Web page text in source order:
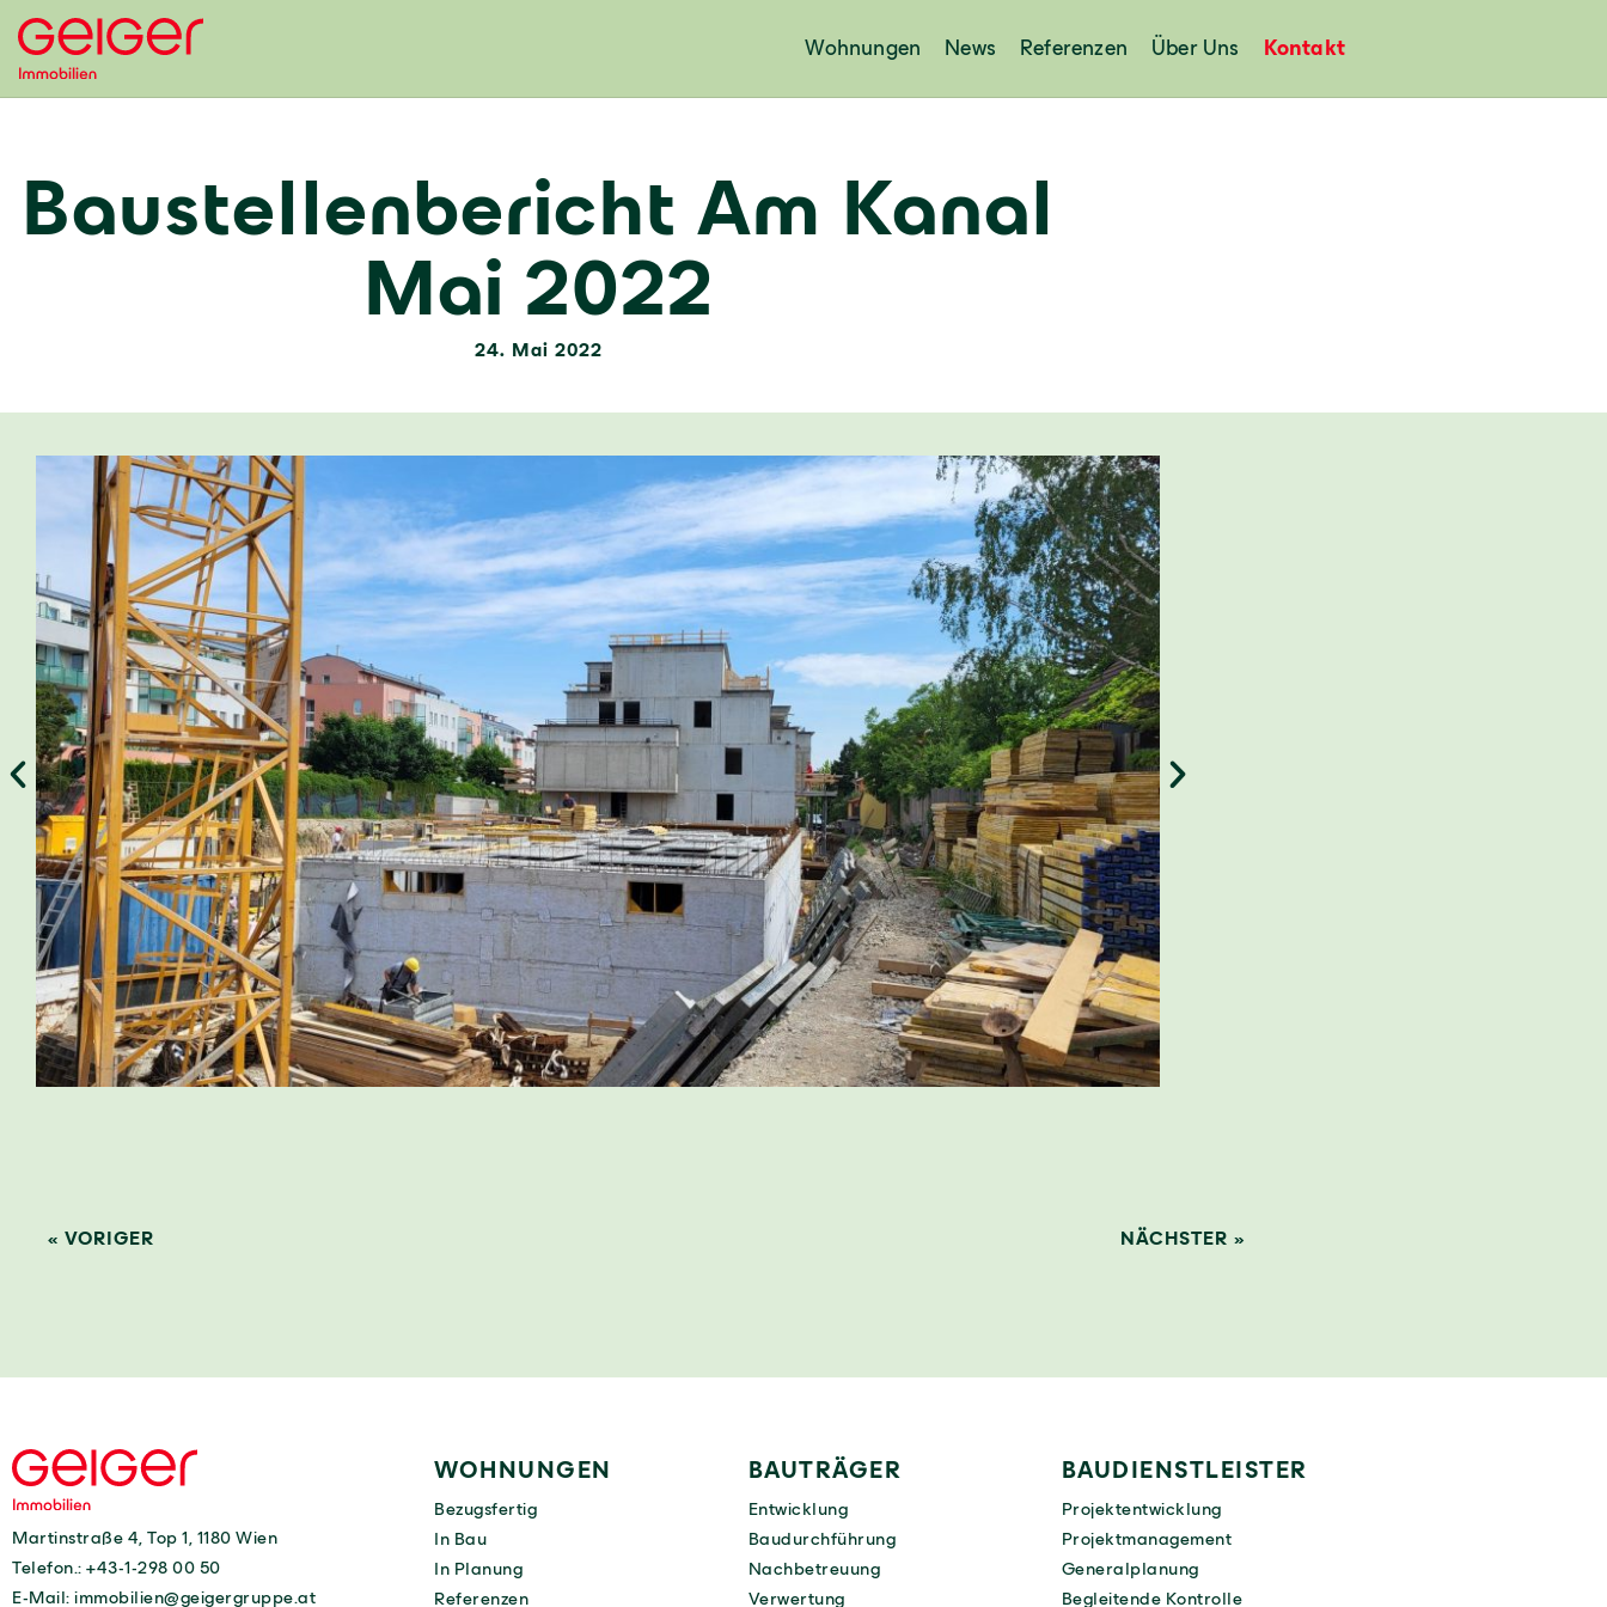
Wohnungen News Referenzen Über Uns Kontakt
Baustellenbericht Am Kanal
Mai 2022
24. Mai 2022
« VORIGER NÄCHSTER »
Martinstraße 4, Top 1, 1180 Wien
Telefon.: +43-1-298 00 50
E-Mail: immobilien@geigergruppe.at
WOHNUNGEN
Bezugsfertig
In Bau
In Planung
Referenzen
BAUTRÄGER
Entwicklung
Baudurchführung
Nachbetreuung
Verwertung
BAUDIENSTLEISTER
Projektentwicklung
Projektmanagement
Generalplanung
Begleitende Kontrolle